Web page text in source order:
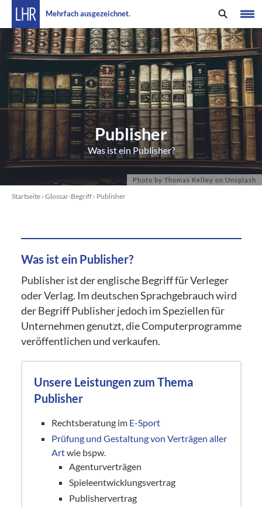
Mehrfach ausgezeichnet.
Publisher
Was ist ein Publisher?
Startseite › Glossar-Begriff › Publisher
Was ist ein Publisher?
Publisher ist der englische Begriff für Verleger
oder Verlag. Im deutschen Sprachgebrauch wird
der Begriff Publisher jedoch im Speziellen für
Unternehmen genutzt, die Computerprogramme
veröffentlichen und verkaufen.
Unsere Leistungen zum Thema
Publisher
Rechtsberatung im E-Sport
Prüfung und Gestaltung von Verträgen aller
Artwie bspw.
Agenturverträgen
Spieleentwicklungsvertrag
Publishervertrag